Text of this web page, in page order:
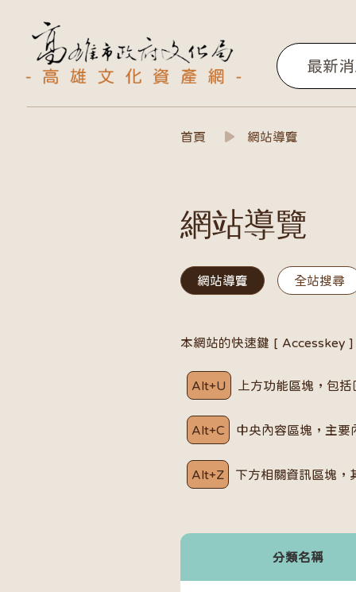
高雄文化資產網
最新
網站導覽
首頁 網站導覽
網站導覽
網站導覽 全站搜尋
本網站的快速鍵 [ Accesskey ]
Alt+U 上方功能區塊，包
Alt+C 中央內容區塊，主要
Alt+Z 下方相關資訊區塊，
分類名稱